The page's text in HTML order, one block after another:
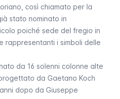
così chiamato per la
stato nominato in
poiché sede del fregio in
rappresentanti i simboli delle
da 16 solenni colonne alte
da Gaetano Koch
dopo da Giuseppe